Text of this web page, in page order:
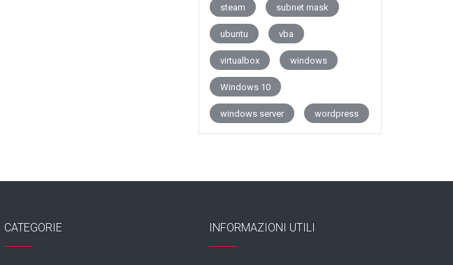
steam subnet mask
ubuntu vba
virtualbox windows
Windows 10
windows server wordpress
CATEGORIE INFORMAZIONI UTILI